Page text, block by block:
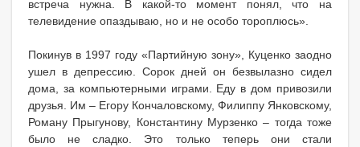
встреча нужна. В какой-то момент понял, что на
телевидение опаздываю, но и не особо тороплюсь».
Покинув в 1997 году «Партийную зону», Куценко заодно
ушел в депрессию. Сорок дней он безвылазно сидел
дома, за компьютерными играми. Еду в дом привозили
друзья. Им – Егору Кончаловскому, Филиппу Янковскому,
Роману Прыгунову, Константину Мурзенко – тогда тоже
было не сладко. Это только теперь они стали